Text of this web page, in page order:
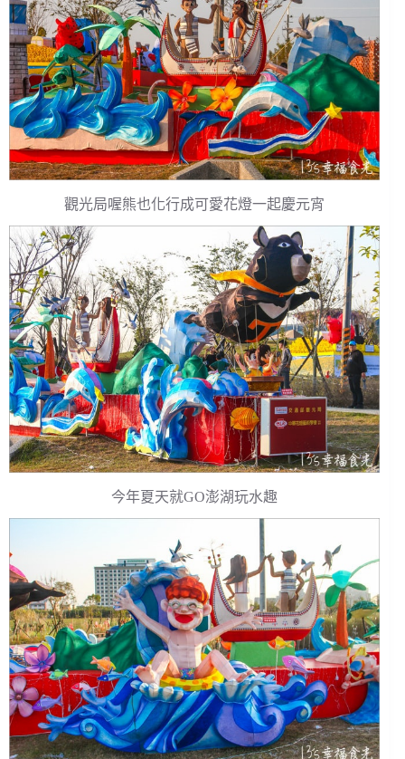
觀光局喔熊也化行成可愛花燈一起慶元宵
今年夏天就GO澎湖玩水趣